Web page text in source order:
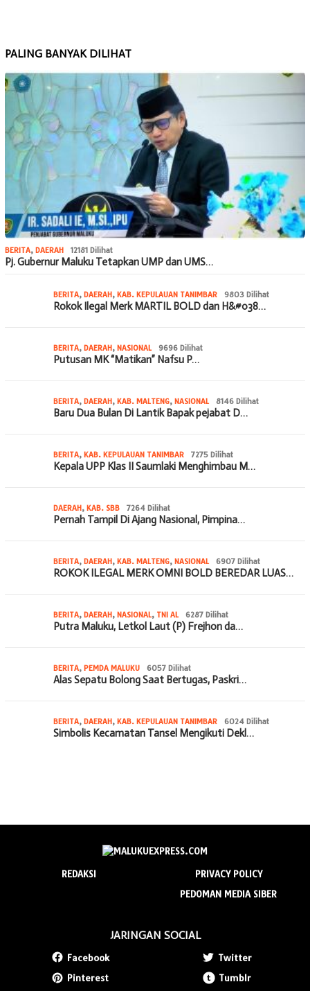
PALING BANYAK DILIHAT
BERITA, DAERAH 12181 Dilihat
Pj. Gubernur Maluku Tetapkan UMP dan UMS…
BERITA, DAERAH, KAB. KEPULAUAN TANIMBAR 9803 Dilihat
Rokok Ilegal Merk MARTIL BOLD dan H&#038…
BERITA, DAERAH, NASIONAL 9696 Dilihat
Putusan MK “Matikan” Nafsu P…
BERITA, DAERAH, KAB. MALTENG, NASIONAL 8146 Dilihat
Baru Dua Bulan Di Lantik Bapak pejabat D…
BERITA, KAB. KEPULAUAN TANIMBAR 7275 Dilihat
Kepala UPP Klas II Saumlaki Menghimbau M…
DAERAH, KAB. SBB 7264 Dilihat
Pernah Tampil Di Ajang Nasional, Pimpina…
BERITA, DAERAH, KAB. MALTENG, NASIONAL 6907 Dilihat
ROKOK ILEGAL MERK OMNI BOLD BEREDAR LUAS…
BERITA, DAERAH, NASIONAL, TNI AL 6287 Dilihat
Putra Maluku, Letkol Laut (P) Frejhon da…
BERITA, PEMDA MALUKU 6057 Dilihat
Alas Sepatu Bolong Saat Bertugas, Paskri…
BERITA, DAERAH, KAB. KEPULAUAN TANIMBAR 6024 Dilihat
Simbolis Kecamatan Tansel Mengikuti Dekl…
REDAKSI
PRIVACY POLICY
PEDOMAN MEDIA SIBER
JARINGAN SOCIAL
Facebook
Twitter
Pinterest
Tumblr